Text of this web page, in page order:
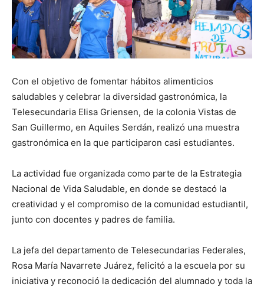
Con el objetivo de fomentar hábitos alimenticios
saludables y celebrar la diversidad gastronómica, la
Telesecundaria Elisa Griensen, de la colonia Vistas de
San Guillermo, en Aquiles Serdán, realizó una muestra
gastronómica en la que participaron casi estudiantes.
La actividad fue organizada como parte de la Estrategia
Nacional de Vida Saludable, en donde se destacó la
creatividad y el compromiso de la comunidad estudiantil,
junto con docentes y padres de familia.
La jefa del departamento de Telesecundarias Federales,
Rosa María Navarrete Juárez, felicitó a la escuela por su
iniciativa y reconoció la dedicación del alumnado y toda la